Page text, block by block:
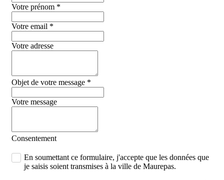
Votre prénom *
Votre email *
Votre adresse
Objet de votre message *
Votre message
Consentement
En soumettant ce formulaire, j'accepte que les données que
je saisis soient transmises à la ville de Maurepas.